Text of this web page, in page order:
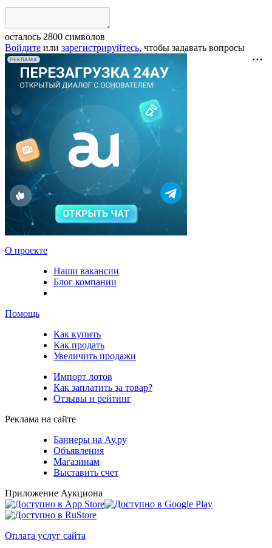
осталось 2800 символов
Войдите или зарегистрируйтесь, чтобы задавать вопросы
РЕКЛАМА
О проекте
Наши вакансии
Блог компании
Помощь
Как купить
Как продать
Увеличить продажи
Импорт лотов
Как заплатить за товар?
Отзывы и рейтинг
Реклама на сайте
Баннеры на Ау.ру
Объявления
Магазинам
Выставить счет
Приложение Аукциона
Оплата услуг сайта